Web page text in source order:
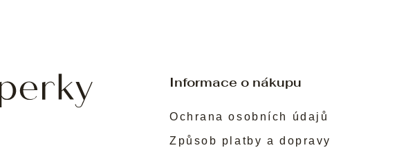
Informace o nákupu
Ochrana osobních údajů
Způsob platby a dopravy